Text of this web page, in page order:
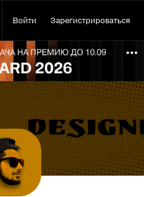
Войти Зарегистрироваться